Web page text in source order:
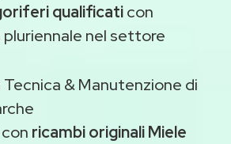
qualificaticon
nel settore
& Manutenzione di
ricambi originali Miele